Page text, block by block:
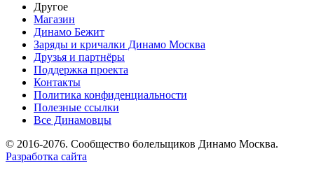
Другое
Магазин
Динамо Бежит
Заряды и кричалки Динамо Москва
Друзья и партнёры
Поддержка проекта
Контакты
Политика конфиденциальности
Полезные ссылки
Все Динамовцы
© 2016-2076. Сообщество болельщиков Динамо Москва.
Разработка сайта